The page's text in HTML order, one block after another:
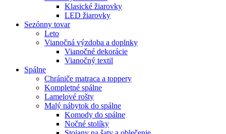
Klasické žiarovky
LED žiarovky
Sezónny tovar
Leto
Vianočná výzdoba a doplnky
Vianočné dekorácie
Vianočný textil
Spálne
Chrániče matraca a toppery
Kompletné spálne
Lamelové rošty
Malý nábytok do spálne
Komody do spálne
Nočné stolíky